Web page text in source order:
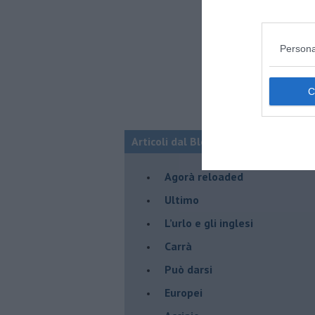
Articoli dal Blog “Pensieri della
​Agorà reloaded
Ultimo
​L’urlo e gli inglesi
Carrà
Può darsi
Europei